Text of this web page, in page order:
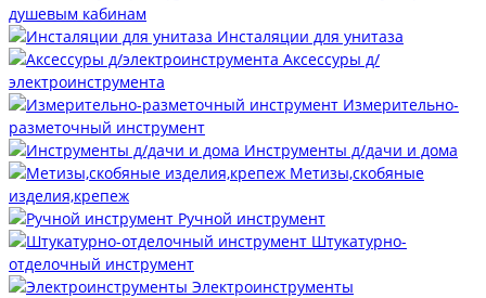
душевым кабинам
Инсталяции для унитаза
Аксессуры д/
электроинструмента
Измерительно-
разметочный инструмент
Инструменты д/дачи и дома
Метизы,скобяные
изделия,крепеж
Ручной инструмент
Штукатурно-
отделочный инструмент
Электроинструменты